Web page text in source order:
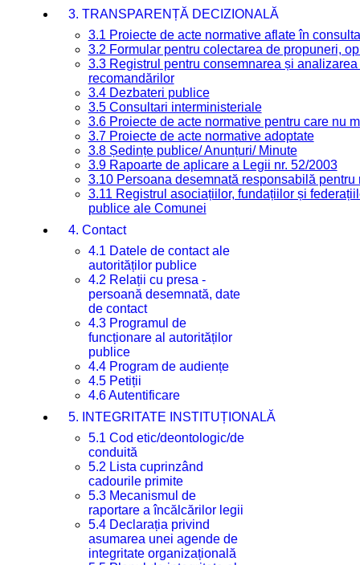
3. TRANSPARENȚĂ DECIZIONALĂ
3.1 Proiecte de acte normative aflate în
3.2 Formular pentru colectarea de propuneri,
3.3 Registrul pentru consemnarea și
recomandărilor
3.4 Dezbateri publice
3.5 Consultari interministeriale
3.6 Proiecte de acte normative pentru care nu
3.7 Proiecte de acte normative adoptate
3.8 Ședințe publice/ Anunțuri/ Minute
3.9 Rapoarte de aplicare a Legii nr. 52/2003
3.10 Persoana desemnată responsabilă
3.11 Registrul asociațiilor, fundațiilor și
publice ale Comunei
4. Contact
4.1 Datele de contact ale
autorităților publice
4.2 Relații cu presa -
persoană desemnată, date
de contact
4.3 Programul de
funcționare al autorităților
publice
4.4 Program de audiențe
4.5 Petiții
4.6 Autentificare
5. INTEGRITATE INSTITUȚIONALĂ
5.1 Cod etic/deontologic/de
conduită
5.2 Lista cuprinzând
cadourile primite
5.3 Mecanismul de
raportare a încălcărilor legii
5.4 Declarația privind
asumarea unei agende de
integritate organizațională